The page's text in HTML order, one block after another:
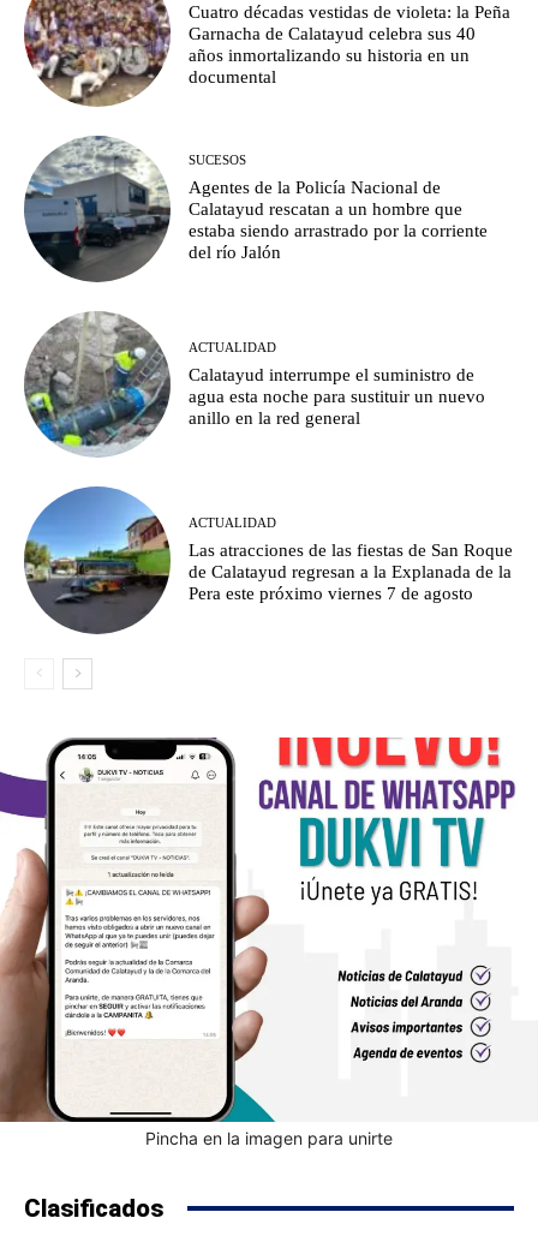
Cuatro décadas vestidas de violeta: la Peña
Garnacha de Calatayud celebra sus 40
años inmortalizando su historia en un
documental
SUCESOS
Agentes de la Policía Nacional de
Calatayud rescatan a un hombre que
estaba siendo arrastrado por la corriente
del río Jalón
ACTUALIDAD
Calatayud interrumpe el suministro de
agua esta noche para sustituir un nuevo
anillo en la red general
ACTUALIDAD
Las atracciones de las fiestas de San Roque
de Calatayud regresan a la Explanada de la
Pera este próximo viernes 7 de agosto
Pincha en la imagen para unirte
Clasificados